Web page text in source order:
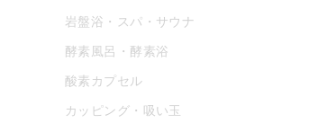
岩盤浴・スパ・サウナ
酵素風呂・酵素浴
酸素カプセル
カッピング・吸い玉